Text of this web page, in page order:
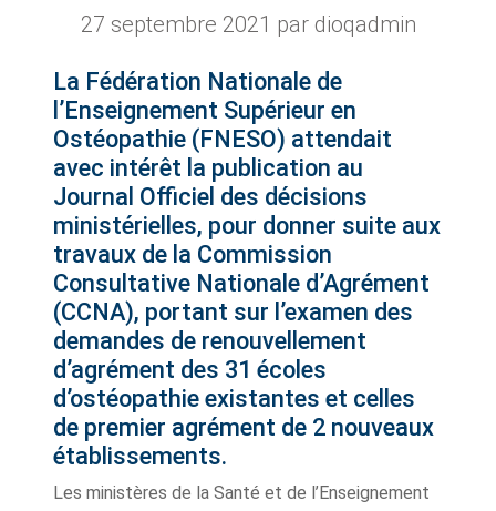
27 septembre 2021 par dioqadmin
La Fédération Nationale de
l’Enseignement Supérieur en
Ostéopathie (FNESO) attendait
avec intérêt la publication au
Journal Officiel des décisions
ministérielles, pour donner suite aux
travaux de la Commission
Consultative Nationale d’Agrément
(CCNA), portant sur l’examen des
demandes de renouvellement
d’agrément des 31 écoles
d’ostéopathie existantes et celles
de premier agrément de 2 nouveaux
établissements.
Les ministères de la Santé et de l’Enseignement